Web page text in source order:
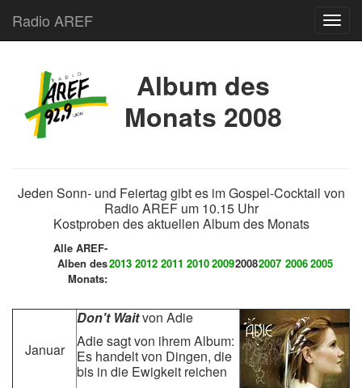
Radio AREF
Album des
Monats 2008
Jeden Sonn- und Feiertag gibt es im Gospel-Cocktail von
Radio AREF um 10.15 Uhr
Kostproben des aktuellen Album des Monats
Alle AREF-
Alben des
Monats:
2013 2012 2011 2010200920082007 20062005
Januar
Don't Waitvon Adie
Adie sagt von ihrem Album:
Es handelt von Dingen, die
bis in die Ewigkeit reichen